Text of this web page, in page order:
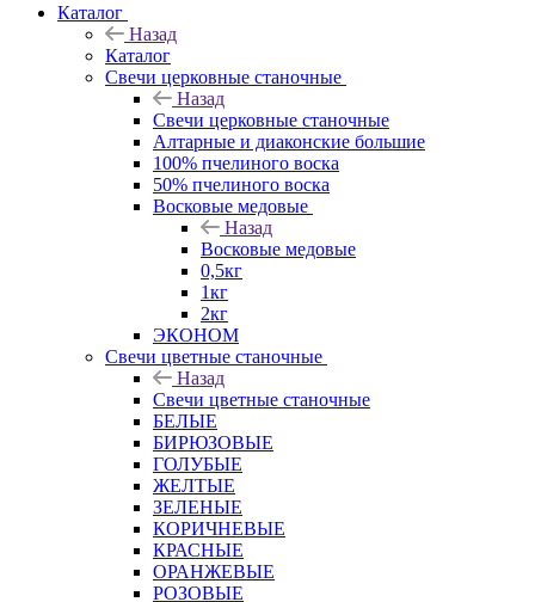
Каталог
Назад
Каталог
Свечи церковные станочные
Назад
Свечи церковные станочные
Алтарные и диаконские большие
100% пчелиного воска
50% пчелиного воска
Восковые медовые
Назад
Восковые медовые
0,5кг
1кг
2кг
ЭКОНОМ
Свечи цветные станочные
Назад
Свечи цветные станочные
БЕЛЫЕ
БИРЮЗОВЫЕ
ГОЛУБЫЕ
ЖЕЛТЫЕ
ЗЕЛЕНЫЕ
КОРИЧНЕВЫЕ
КРАСНЫЕ
ОРАНЖЕВЫЕ
РОЗОВЫЕ